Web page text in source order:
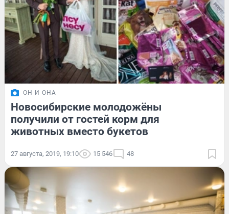
ОН И ОНА
Новосибирские молодожёны
получили от гостей корм для
животных вместо букетов
27 августа, 2019, 19:10 15 546 48